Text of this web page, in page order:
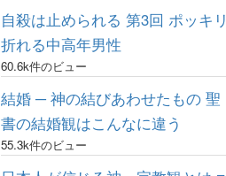
自殺は止められる 第3回 ポッキリ
折れる中高年男性
60.6k件のビュー
結婚 ─ 神の結びあわせたもの 聖
書の結婚観はこんなに違う
55.3k件のビュー